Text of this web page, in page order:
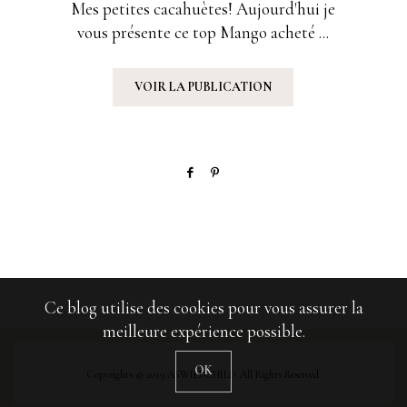
Mes petites cacahuètes! Aujourd'hui je
vous présente ce top Mango acheté ...
VOIR LA PUBLICATION
Copyrights © 2019 ASWILDCHILD. All Rights Reserved.
Ce blog utilise des cookies pour vous assurer la
meilleure expérience possible.
OK